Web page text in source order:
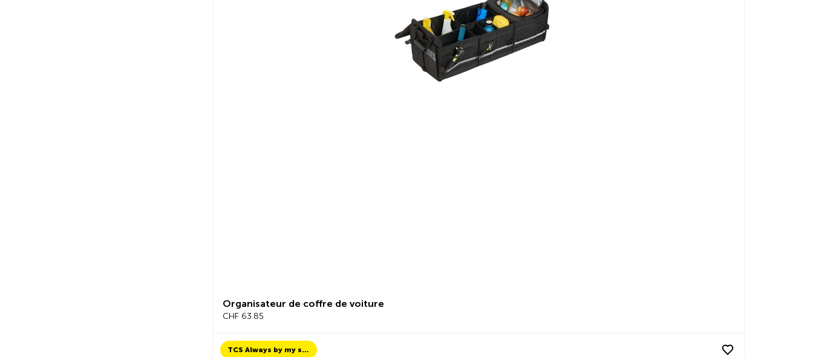
Organisateur de coffre de voiture
CHF 63.85
TCS Always by my side